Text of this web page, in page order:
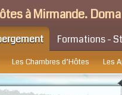
à Mirmande.
Formations -
Les Chambres d’Hôtes Les